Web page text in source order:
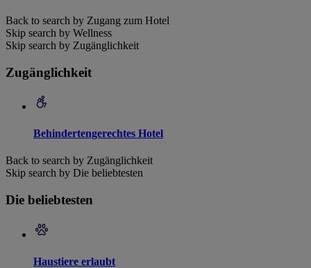
Back to search by Zugang zum Hotel
Skip search by Wellness
Skip search by Zugänglichkeit
Zugänglichkeit
Behindertengerechtes Hotel
Back to search by Zugänglichkeit
Skip search by Die beliebtesten
Die beliebtesten
Haustiere erlaubt